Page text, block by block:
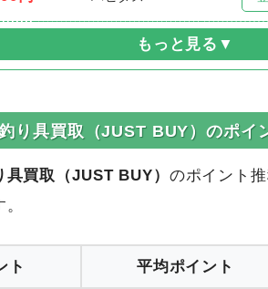
円 ちょびリッチ
り具買取（JUST BUY）のポイ
具買取（JUST BUY） のポイント